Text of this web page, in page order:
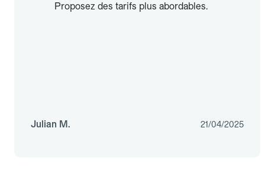
Proposez des tarifs plus abordables.
Julian M. 21/04/2025